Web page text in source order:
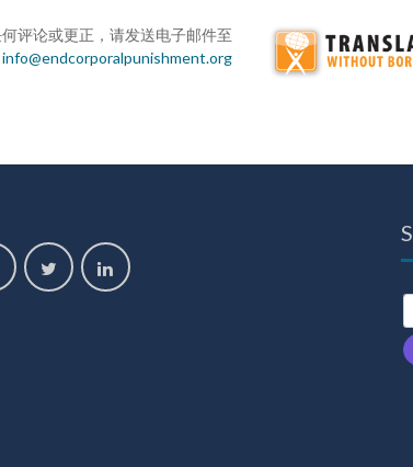
评论或更正，请发送电子邮件至
info@endcorporalpunishment.org